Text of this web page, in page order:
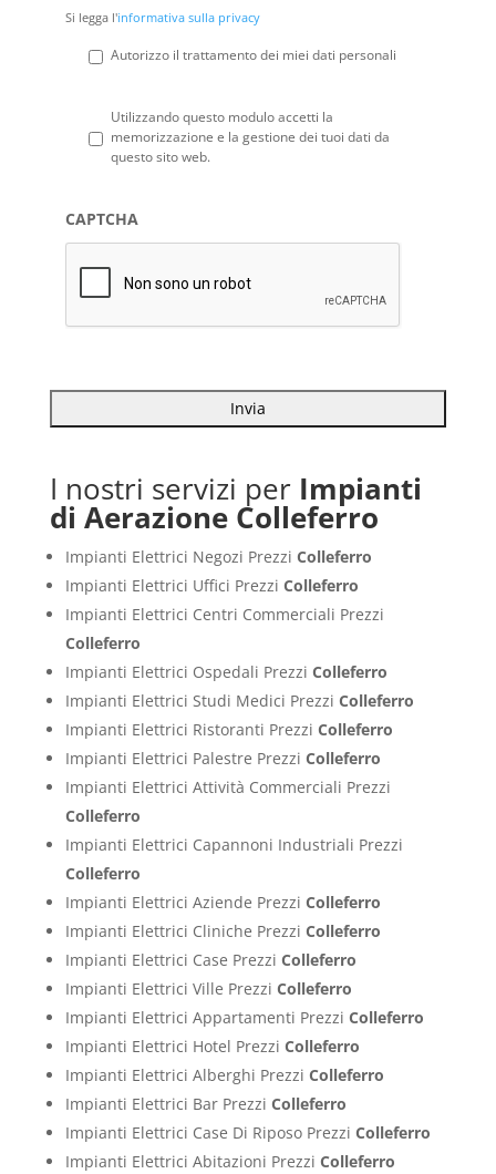
Si
legga
l'informativa
Si legga l'informativa sulla privacy
Autorizzo il trattamento dei miei dati personali
Privacy *
Utilizzando questo modulo accetti la
memorizzazione e la gestione dei tuoi dati da
questo sito web.
CAPTCHA
I nostri servizi per Impianti
di Aerazione Colleferro
Impianti Elettrici Negozi Prezzi Colleferro
Impianti Elettrici Uffici Prezzi Colleferro
Impianti Elettrici Centri Commerciali Prezzi
Colleferro
Impianti Elettrici Ospedali Prezzi Colleferro
Impianti Elettrici Studi Medici Prezzi Colleferro
Impianti Elettrici Ristoranti Prezzi Colleferro
Impianti Elettrici Palestre Prezzi Colleferro
Impianti Elettrici Attività Commerciali Prezzi
Colleferro
Impianti Elettrici Capannoni Industriali Prezzi
Colleferro
Impianti Elettrici Aziende Prezzi Colleferro
Impianti Elettrici Cliniche Prezzi Colleferro
Impianti Elettrici Case Prezzi Colleferro
Impianti Elettrici Ville Prezzi Colleferro
Impianti Elettrici Appartamenti Prezzi Colleferro
Impianti Elettrici Hotel Prezzi Colleferro
Impianti Elettrici Alberghi Prezzi Colleferro
Impianti Elettrici Bar Prezzi Colleferro
Impianti Elettrici Case Di Riposo Prezzi Colleferro
Impianti Elettrici Abitazioni Prezzi Colleferro